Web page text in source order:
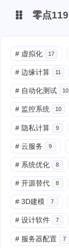
微博
抖音
零点119
# 虚拟化 17
# 边缘计算 11
# 自动化测试 10
# 监控系统 10
# 隐私计算 9
# 云服务 9
# 系统优化 8
# 开源替代 8
# 3D建模 7
# 设计软件 7
# 服务器配置 7